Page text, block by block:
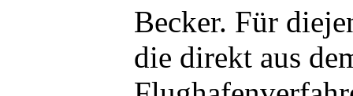
Becker. Für
die direkt aus